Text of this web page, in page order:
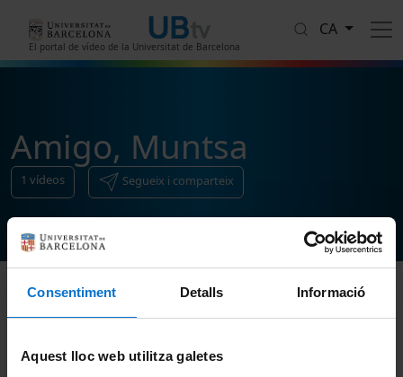
Consentiment Detalls Informació
Aquest lloc web utilitza galetes
El portal de vídeo de la Universitat de Barcelona
CA
Amigo, Muntsa
1 vídeos Segueix i comparteix
Ordenar